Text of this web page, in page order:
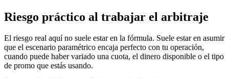
Riesgo práctico al trabajar el arbitraje
El riesgo real aquí no suele estar en la fórmula. Suele estar en asumir
que el escenario paramétrico encaja perfecto con tu operación,
cuando puede haber variado una cuota, el dinero disponible o el tipo
de promo que estás usando.